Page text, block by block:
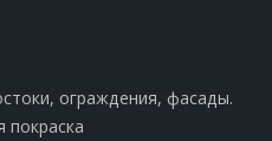
ограждения, фасады.
покраска